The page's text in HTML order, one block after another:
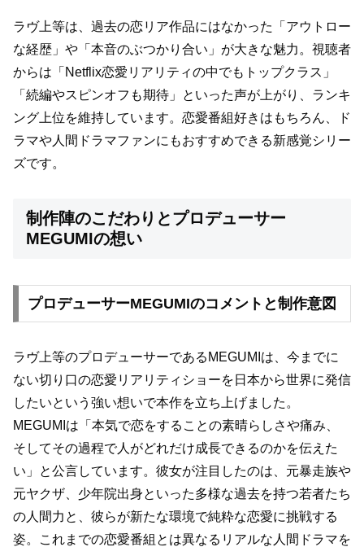
ラヴ上等は、過去の恋リア作品にはなかった「アウトロー
な経歴」や「本音のぶつかり合い」が大きな魅力。視聴者
からは「Netflix恋愛リアリティの中でもトップクラス」
「続編やスピンオフも期待」といった声が上がり、ランキ
ング上位を維持しています。恋愛番組好きはもちろん、ド
ラマや人間ドラマファンにもおすすめできる新感覚シリー
ズです。
制作陣のこだわりとプロデューサー
MEGUMIの想い
プロデューサーMEGUMIのコメントと制作意図
ラヴ上等のプロデューサーであるMEGUMIは、今までに
ない切り口の恋愛リアリティショーを日本から世界に発信
したいという強い想いで本作を立ち上げました。
MEGUMIは「本気で恋をすることの素晴らしさや痛み、
そしてその過程で人がどれだけ成長できるのかを伝えた
い」と公言しています。彼女が注目したのは、元暴走族や
元ヤクザ、少年院出身といった多様な過去を持つ若者たち
の人間力と、彼らが新たな環境で純粋な恋愛に挑戦する
姿。これまでの恋愛番組とは異なるリアルな人間ドラマを